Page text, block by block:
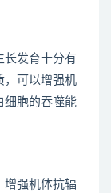
长发育十分有
，可以增强机
细胞的吞噬能
增强机体抗辐